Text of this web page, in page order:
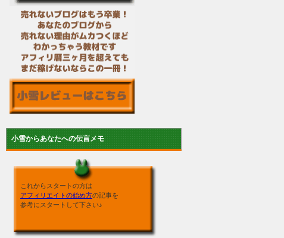
小雪からあなたへの伝言メモ
これからスタートの方は
アフィリエイトの始め方の記事を
参考にスタートして下さい♪